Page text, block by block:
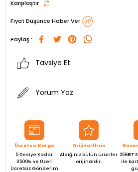
Karşılaştır
Fiyat Düşünce Haber Ver
Paylaş :
Tavsiye Et
Yorum Yaz
Ücretsiz Kargo
5 Desiye Kadar
3500₺ ve Üzeri
Ücretsiz Gönderim
Orijinal Ürün
Aldığınız bütün ürünler
orijinaldir.
256BIT
ile